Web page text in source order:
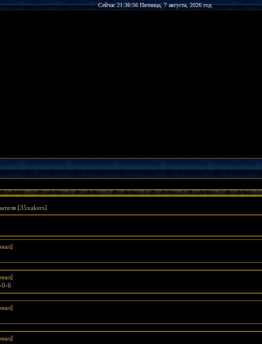
Сейчас 21:36:56 Пятница, 7 августа, 2026 год
[35xakers]
]
]
0-6
]
]